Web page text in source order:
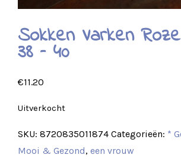
Sokken Varken
38 – 40
€11.20
Uitverkocht
SKU: 8720835011874 Categorieën: *
Mooi & Gezond, een vrouw